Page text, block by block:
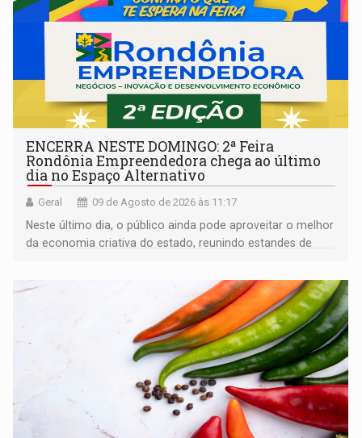
ENCERRA NESTE DOMINGO: 2ª Feira
Rondônia Empreendedora chega ao último
dia no Espaço Alternativo
Geral 09 de Agosto de 2026 às 11:17
Neste último dia, o público ainda pode aproveitar o melhor
da economia criativa do estado, reunindo estandes de